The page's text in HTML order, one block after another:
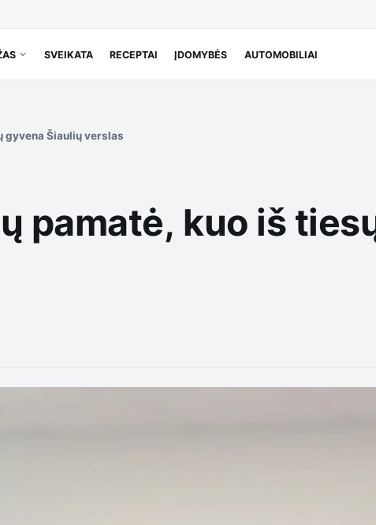
SVEIKATA RECEPTAI ĮDOMYBĖS AUTOMOBILIAI
gyvena Šiaulių verslas
pamatė, kuo iš